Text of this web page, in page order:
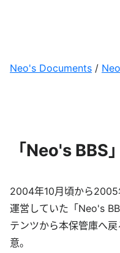
Neo's Documents /
「Neo's BBS
2004年10月頃から2005
運営していた「Neo's
テンツから本保管庫へ
意。